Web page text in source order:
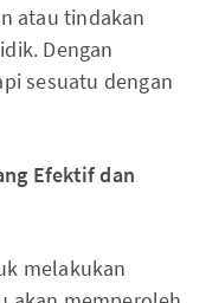
atau tindakan
Dengan
sesuatu dengan
Efektif dan
melakukan